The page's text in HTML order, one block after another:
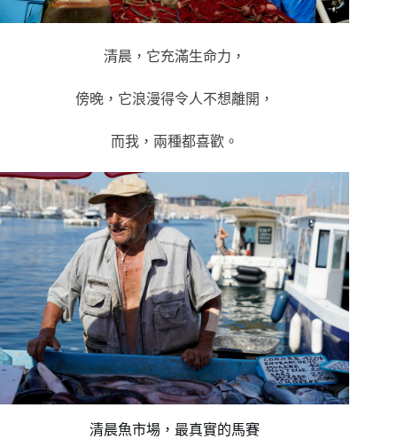
清晨，它充滿生命力，
傍晚，它浪漫得令人不想離開，
而我，兩種都喜歡。
清晨魚市場，最真實的馬賽